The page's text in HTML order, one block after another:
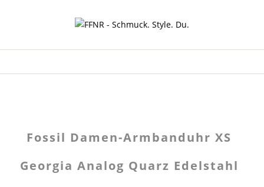
Fossil Damen-Armbanduhr XS
Georgia Analog Quarz Edelstahl